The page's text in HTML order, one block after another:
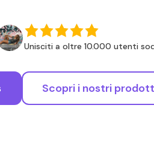
Unisciti a oltre 10.000 utenti
Scopri i nostri